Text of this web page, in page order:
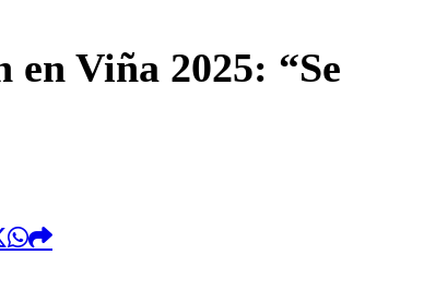
Viña 2025: “Se